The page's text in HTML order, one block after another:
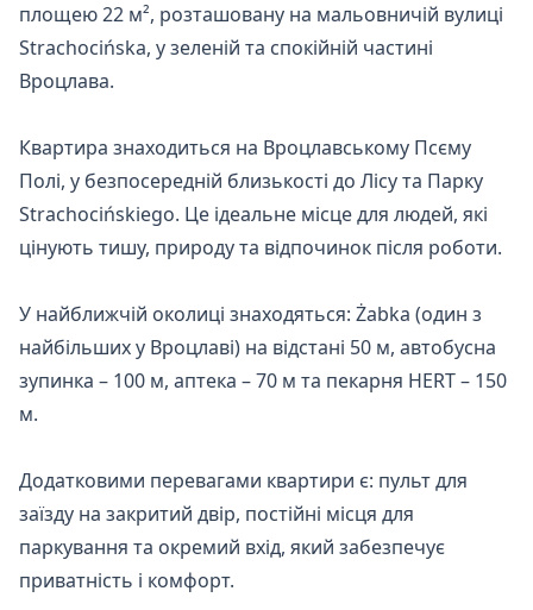
площею 22 м², розташовану на мальовничій вулиці
Strachocińska, у зеленій та спокійній частині
Вроцлава.
Квартира знаходиться на Вроцлавському Псєму
Полі, у безпосередній близькості до Лісу та Парку
Strachocińskiego. Це ідеальне місце для людей, які
цінують тишу, природу та відпочинок після роботи.
У найближчій околиці знаходяться: Żabka (один з
найбільших у Вроцлаві) на відстані 50 м, автобусна
зупинка – 100 м, аптека – 70 м та пекарня HERT – 150
м.
Додатковими перевагами квартири є: пульт для
заїзду на закритий двір, постійні місця для
паркування та окремий вхід, який забезпечує
приватність і комфорт.